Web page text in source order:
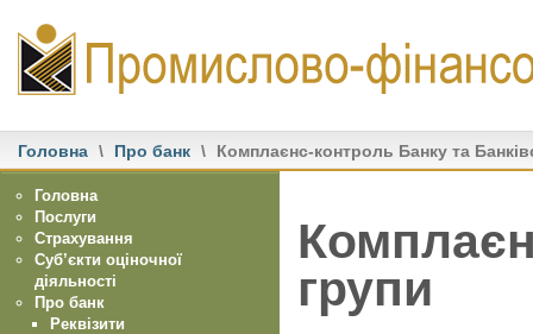
Головна \ Про банк \ Комплаєнс-контроль Банку та
групи
Головна
Послуги
Страхування
Суб’єкти оціночної
діяльності
Про банк
Реквізити